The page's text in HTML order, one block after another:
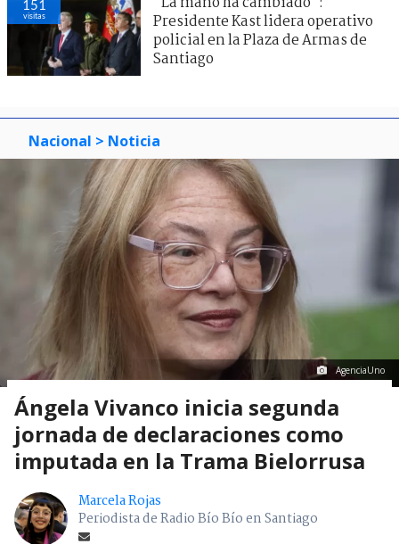
151
visitas
Presidente Kast lidera operativo
policial en la Plaza de Armas de
Santiago
Nacional > Noticia
AgenciaUno
Ángela Vivanco inicia segunda
jornada de declaraciones como
imputada en la Trama Bielorrusa
Marcela Rojas
Periodista de Radio Bío Bío en Santiago